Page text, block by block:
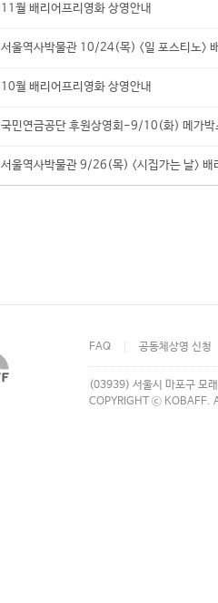
11월 배리어프리영화 상영안내
서울역사박물관 10/24(목) <일 포스티노>
10월 배리어프리영화 상영안내
국민연금공단 후원상영회-9/10(화) 메가박
서울역사박물관 9/26(목) <시집가는 날> 배
FAQ 공동체상영 신청
(03939) 서울시 마포구 모
COPYRIGHT ⓒ KOBAFF.